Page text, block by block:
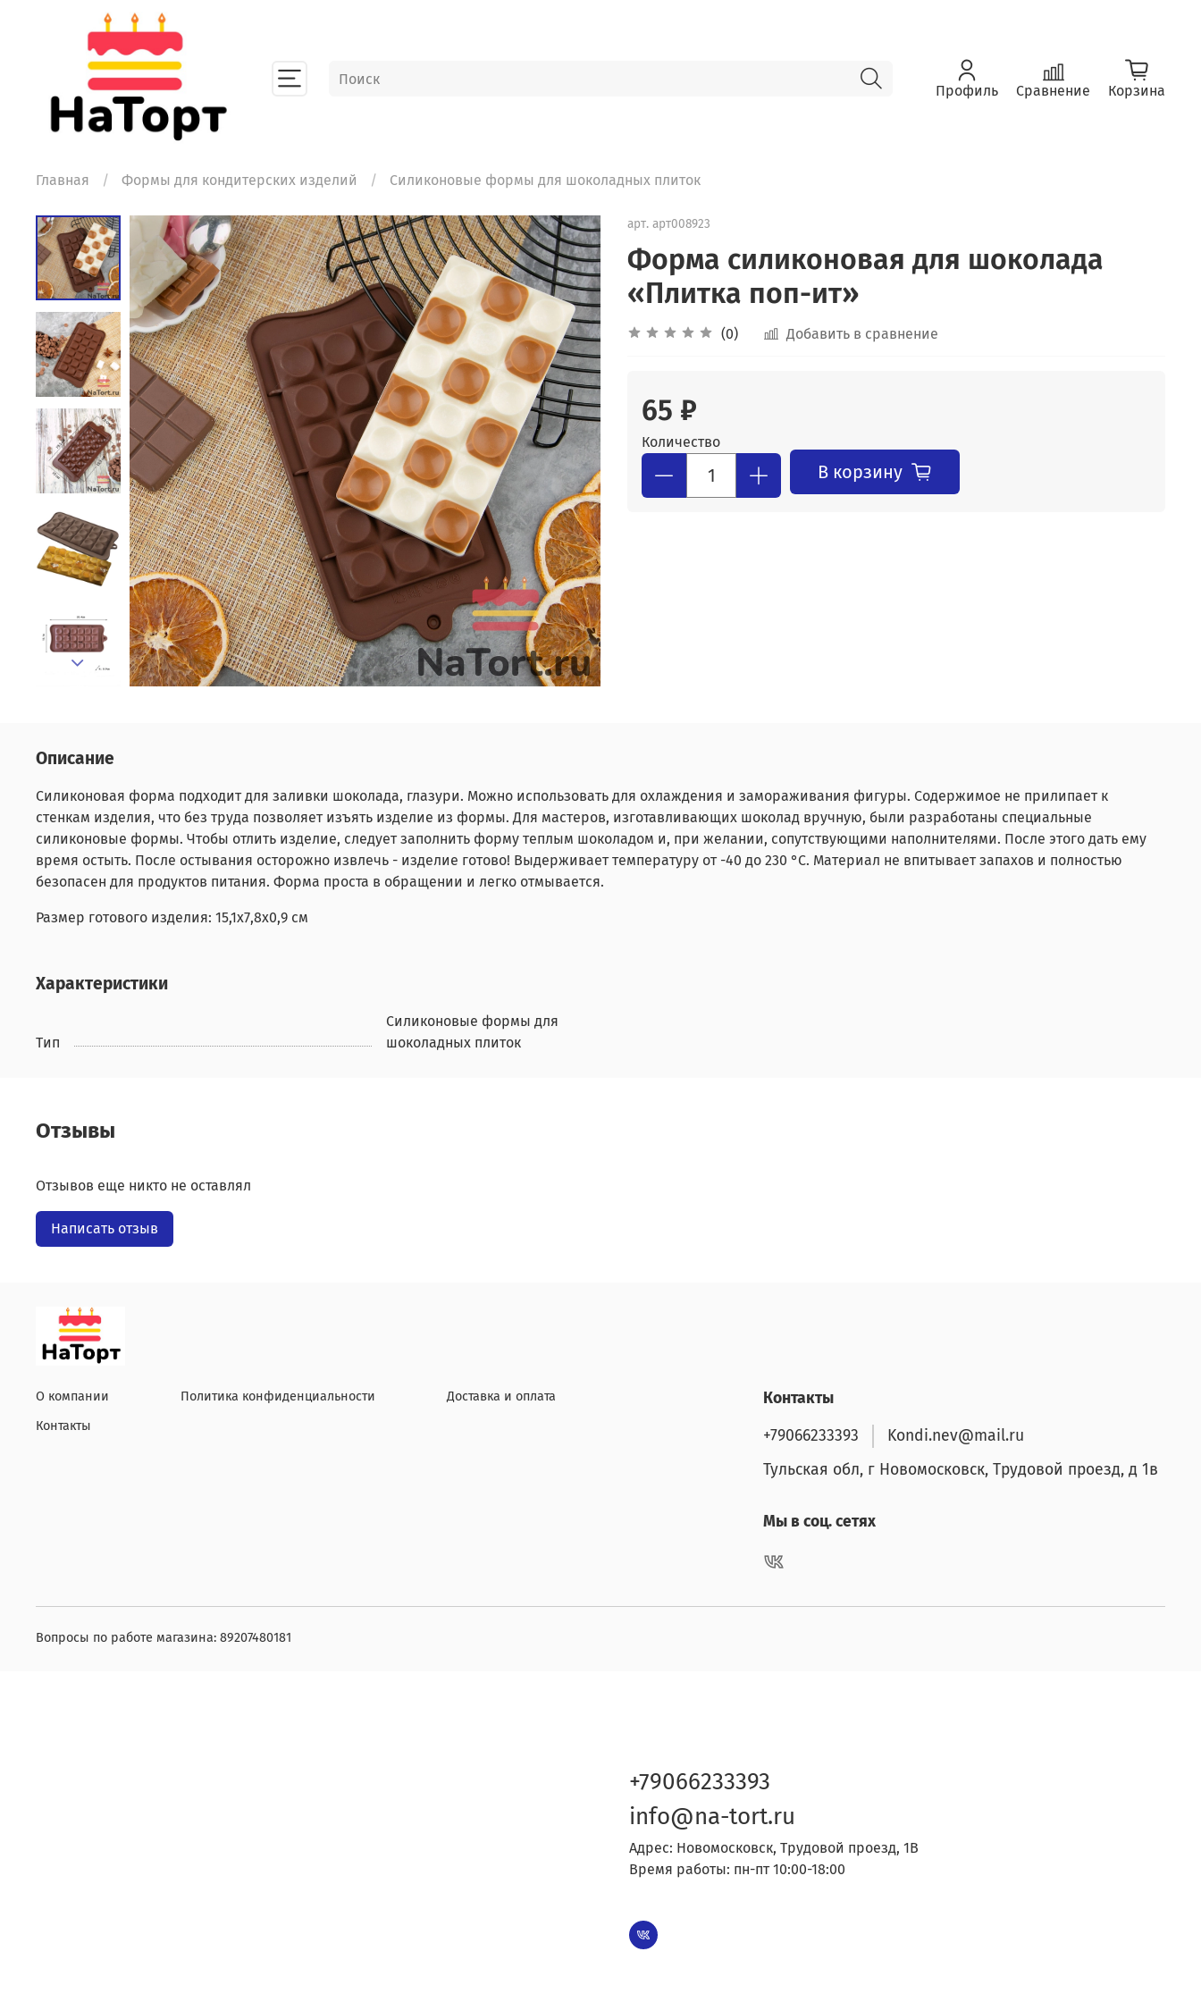
Профиль Сравнение Корзина
Главная Формы для кондитерских изделий Силиконовые формы для шоколадных плиток
арт. арт008923
Форма силиконовая для шоколада
«Плитка поп-ит»
(0) Добавить в сравнение
65 ₽
Количество
В корзину
Описание
Силиконовая форма подходит для заливки шоколада, глазури. Можно использовать для охлаждения и замораживания фигуры. Содержимое не прилипает к
стенкам изделия, что без труда позволяет изъять изделие из формы. Для мастеров, изготавливающих шоколад вручную, были разработаны специальные
силиконовые формы. Чтобы отлить изделие, следует заполнить форму теплым шоколадом и, при желании, сопутствующими наполнителями. После этого дать ему
время остыть. После остывания осторожно извлечь - изделие готово! Выдерживает температуру от -40 до 230 °С. Материал не впитывает запахов и полностью
безопасен для продуктов питания. Форма проста в обращении и легко отмывается.
Размер готового изделия: 15,1х7,8х0,9 см
Характеристики
Тип
Силиконовые формы для
шоколадных плиток
Отзывы
Отзывов еще никто не оставлял
Написать отзыв
О компании
Контакты
Политика конфиденциальности Доставка и оплата
Контакты
+79066233393
Kondi.nev@mail.ru
Тульская обл, г Новомосковск, Трудовой проезд, д 1в
Мы в соц. сетях
Вопросы по работе магазина: 89207480181
+79066233393
info@na-tort.ru
Адрес: Новомосковск, Трудовой проезд, 1В
Время работы: пн-пт 10:00-18:00